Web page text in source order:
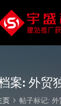
案: 外贸
页 帖子标记: 外